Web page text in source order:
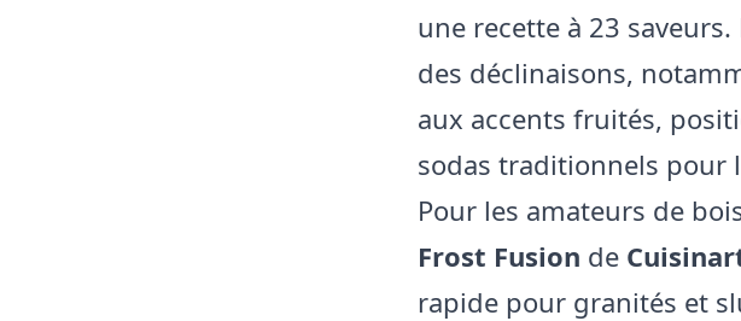
une recette à 23
des déclinaisons,
aux accents fruités,
sodas traditionnels pour
Pour les amateurs de
Frost Fusion de
rapide pour granités et